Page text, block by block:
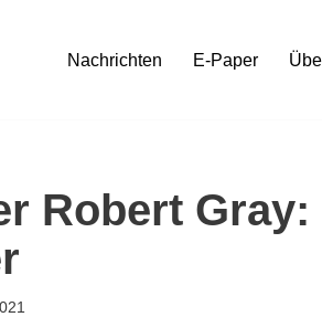
Nachrichten E-Paper
Robert